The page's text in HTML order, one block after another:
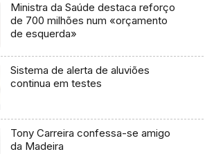
Ministra da Saúde destaca reforço
de 700 milhões num «orçamento
de esquerda»
Sistema de alerta de aluviões
continua em testes
Tony Carreira confessa-se amigo
da Madeira